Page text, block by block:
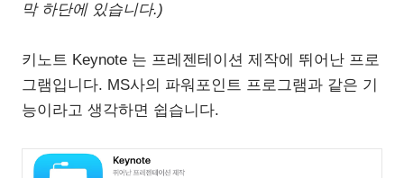
막 하단에 있습니다.)
키노트 Keynote 는 프레젠테이션 제작에 뛰어난 프로
그램입니다. MS사의 파워포인트 프로그램과 같은 기
능이라고 생각하면 쉽습니다.